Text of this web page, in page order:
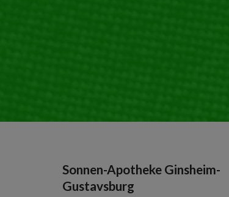
Sonnen-Apotheke Ginsheim-
Gustavsburg